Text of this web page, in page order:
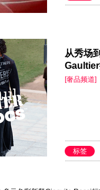
从秀场
[奢品频道]
标签